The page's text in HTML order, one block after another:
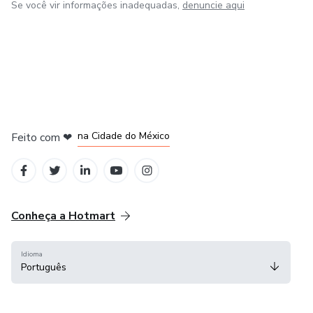
Se você vir informações inadequadas, denuncie aqui
Feito com ❤ na Cidade do México
Conheça a Hotmart
Idioma
Português